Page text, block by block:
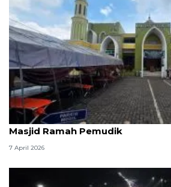
Kemenag: 3,5 juta orang
Masjid Ramah Pemudik
7 April 2026